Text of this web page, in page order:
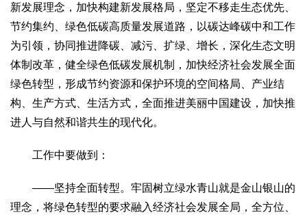
国防
国防建设 军民融合 兵器装备 军营风采
国际
中国与世界 国际视点 国际合作 他山之石
生态
生态文明 能源资源 环境保护
视频
地方
新发展理念，加快构建新发展格局，坚定不移走生态优先、
节约集约、绿色低碳高质量发展道路，以碳达峰碳中和工作
为引领，协同推进降碳、减污、扩绿、增长，深化生态文明
体制改革，健全绿色低碳发展机制，加快经济社会发展全面
绿色转型，形成节约资源和保护环境的空间格局、产业结
构、生产方式、生活方式，全面推进美丽中国建设，加快推
进人与自然和谐共生的现代化。
工作中要做到：
——坚持全面转型。牢固树立绿水青山就是金山银山的
理念，将绿色转型的要求融入经济社会发展全局，全方位、